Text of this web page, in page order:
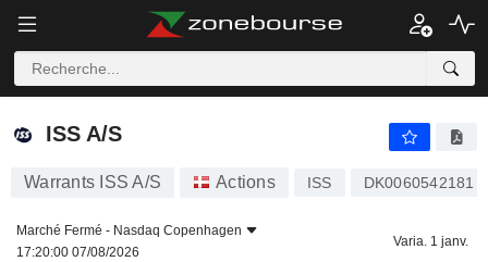
ISS A/S
ISS A/S
Warrants ISS A/S Actions ISS DK0060542181
Marché Fermé - Nasdaq Copenhagen
17:20:00 07/08/2026
Varia. 1 janv.